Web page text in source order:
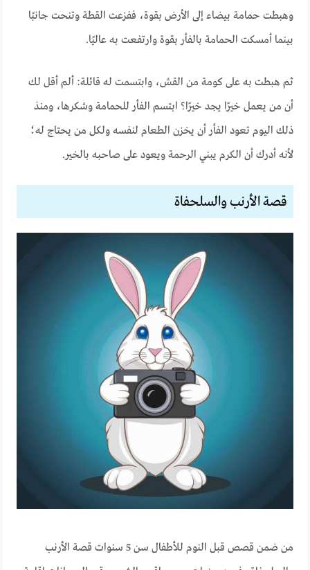
وهبطت حمامة بيضاء إلى الأرض بقوة، ففزعت القطة وتنحت جانبًا
بينما أمسكت الحمامة بالفأر بقوة وارتفعت به عاليًا.
ثم هبطت به على كومة من القش، وابتسمت له قائلة: ألم أقل لك
أن من يعمل خيرًا يجد خيرًا؟ ابتسم الفأر للحمامة وشكرها، ومنذ
ذلك اليوم تعود الفأر أن يخزن الطعام لنفسه ولكل من يحتاج له؛
لأنه أدرك أن الكرم يبني الرحمة ويعود على صاحبه بالخير.
قصة الأرنب والسلحفاة
من ضمن قصص قبل النوم للأطفال سن 5 سنوات قصة الأرنب